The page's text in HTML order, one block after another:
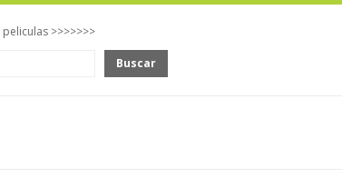
>>>>>>>
Buscar